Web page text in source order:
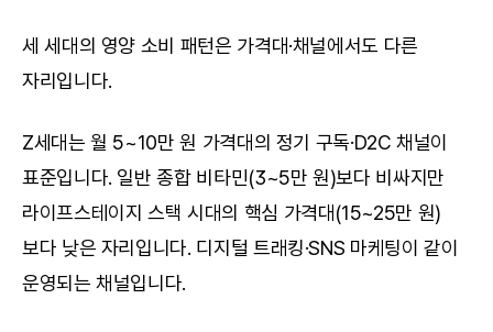
세 세대의 영양 소비 패턴은 가격대·채널에서도 다른
자리입니다.
Z세대는 월 5~10만 원 가격대의 정기 구독·D2C 채널이
표준입니다. 일반 종합 비타민(3~5만 원)보다 비싸지만
라이프스테이지 스택 시대의 핵심 가격대(15~25만 원)
보다 낮은 자리입니다. 디지털 트래킹·SNS 마케팅이 같이
운영되는 채널입니다.